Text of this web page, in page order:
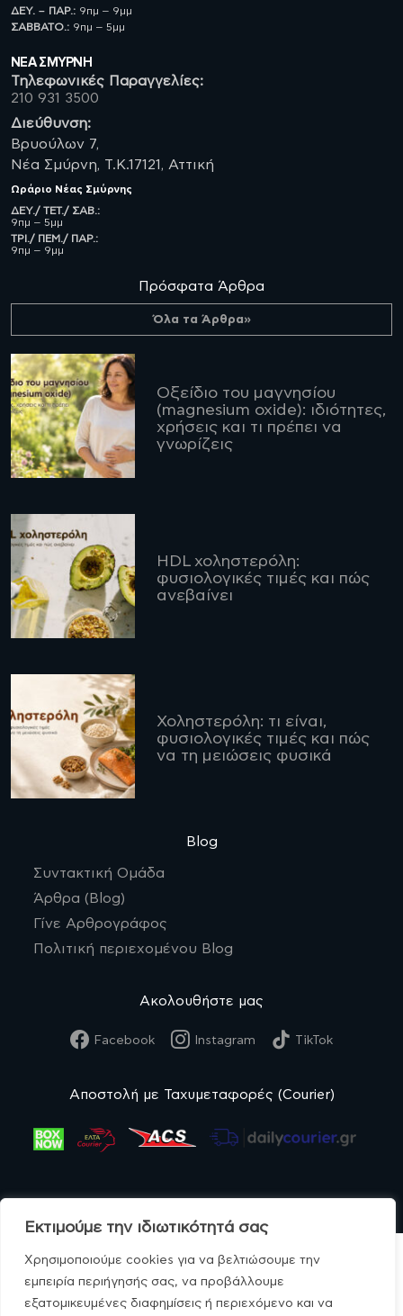
Εκτιμούμε την ιδιωτικότητά σας
Χρησιμοποιούμε cookies για να βελτιώσουμε την
εμπειρία περιήγησής σας, να προβάλλουμε
εξατομικευμένες διαφημίσεις ή περιεχόμενο και να
ΔΕΥ. – ΠΑΡ.: 9πμ – 9μμ
ΣΑΒBATO.: 9πμ – 5μμ
ΝΈΑ ΣΜΥΡΝΗ
Τηλεφωνικές Παραγγελίες:
210 931 3500
Διεύθυνση:
Βρυούλων 7,
Νέα Σμύρνη, Τ.Κ.17121, Αττική
Ωράριο Νέας Σμύρνης
ΔΕΥ./ ΤΕΤ./ ΣΑΒ.:
9πμ – 5μμ
ΤΡΙ./ ΠΕΜ./ ΠΑΡ.:
9πμ – 9μμ
Πρόσφατα Άρθρα
Όλα τα Άρθρα»
Οξείδιο του μαγνησίου
(magnesium oxide): ιδιότητες,
χρήσεις και τι πρέπει να
γνωρίζεις
HDL χοληστερόλη:
φυσιολογικές τιμές και πώς
ανεβαίνει
Χοληστερόλη: τι είναι,
φυσιολογικές τιμές και πώς
να τη μειώσεις φυσικά
Blog
Συντακτική Ομάδα
Άρθρα (Blog)
Γίνε Αρθρογράφος
Πολιτική περιεχομένου Blog
Ακολουθήστε μας
Facebook Instagram TikTok
Αποστολή με Ταχυμεταφορές (Courier)
© MonoBio.gr 2020-2026.